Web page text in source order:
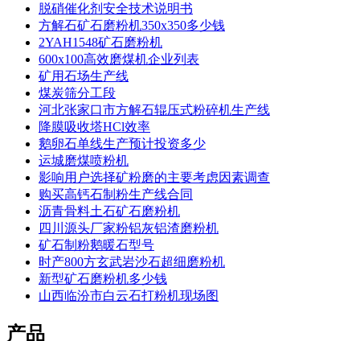
脱硝催化剂安全技术说明书
方解石矿石磨粉机350x350多少钱
2YAH1548矿石磨粉机
600x100高效磨煤机企业列表
矿用石场生产线
煤炭筛分工段
河北张家口市方解石辊压式粉碎机生产线
降膜吸收塔HCl效率
鹅卵石单线生产预计投资多少
运城磨煤喷粉机
影响用户选择矿粉磨的主要考虑因素调查
购买高钙石制粉生产线合同
沥青骨料土石矿石磨粉机
四川源头厂家粉铝灰铝渣磨粉机
矿石制粉鹅暖石型号
时产800方玄武岩沙石超细磨粉机
新型矿石磨粉机多少钱
山西临汾市白云石打粉机现场图
产品